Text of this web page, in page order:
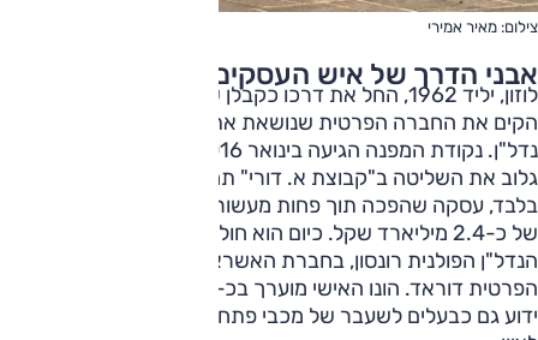
צילום: מאיר אמירי
אבני הדרך של איש העסקים
הקים את החברה הפרטית שנושאת את שמו, שעוסקת ביזמות
בלבד, עסקה שהפכה תוך פחות מעשור לאימפריה עסקית בשווי
של כ-2.4 מיליארד שקל. כיום הוא חולש על אחזקות בחברת
הנדל"ן הפולנית רונסון, בחברת האשראי טריא ובתחנת הכוח
ידוע גם כבעלים לשעבר של מכבי פתח תקווה ושל הפועל ראשון